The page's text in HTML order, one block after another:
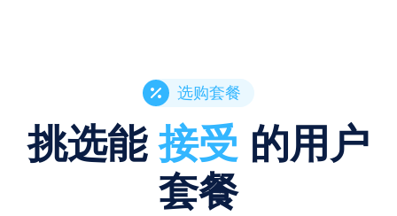
选购套餐
挑选能接受 的用户
套餐